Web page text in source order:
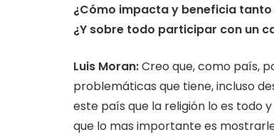
¿Cómo impacta y beneficia
¿Y sobre todo participar con un
Luis Moran:Creo que, como país,
problemáticas que tiene, incluso
este país que la religión lo es todo
que lo mas importante es